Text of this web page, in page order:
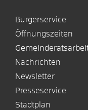
Bürgerservice
Öffnungszeiten
Nachrichten
Newsletter
Presseservice
Stadtplan